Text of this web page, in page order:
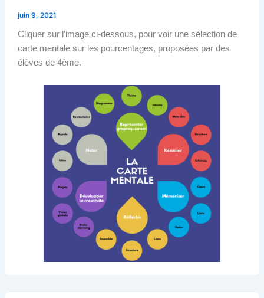
juin 9, 2021
Cliquer sur l’image ci-dessous, pour voir une sélection de
carte mentale sur les pourcentages, proposées par des
élèves de 4ème.